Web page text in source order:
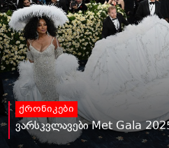
ქრონიკები
ვარსკვლავები Met Gala